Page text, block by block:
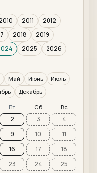
2010 2011
2012
2018
2019
2025
2026
Май Июнь
Июль
Декабрь
Пт Сб Вс
2 3
4
9 10
11
16 17
18
23 24
25